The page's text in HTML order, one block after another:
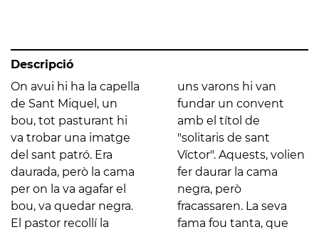
Descripció
On avui hi ha la capella
de Sant Miquel, un
bou, tot pasturant hi
va trobar una imatge
del sant patró. Era
daurada, però la cama
per on la va agafar el
bou, va quedar negra.
El pastor recollí la
uns varons hi van
fundar un convent
amb el títol de
"solitaris de sant
Víctor". Aquests, volien
fer daurar la cama
negra, però
fracassaren. La seva
fama fou tanta, que